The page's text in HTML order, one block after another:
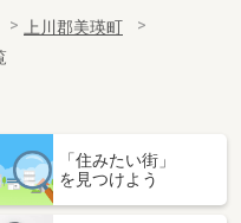
上川郡美瑛町
「住みたい街」
を見つけよう